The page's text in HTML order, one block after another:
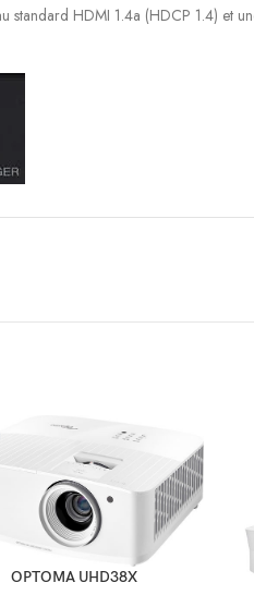
standard HDMI 1.4a (HDCP 1.4) et
d’un écran de projection
AU PANIER
OPTOMA UHD38X